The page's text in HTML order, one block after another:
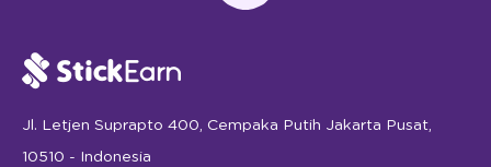
Jl. Letjen Suprapto 400, Cempaka Putih Jakarta Pusat,
10510 - Indonesia